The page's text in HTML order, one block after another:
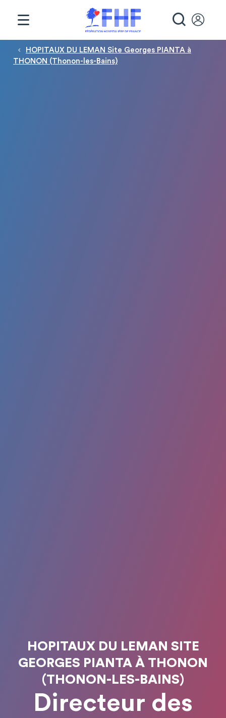
Fil d'Ariane
HOPITAUX DU LEMAN Site Georges PIANTA à
THONON (Thonon-les-Bains)
HOPITAUX DU LEMAN SITE
GEORGES PIANTA À THONON
(THONON-LES-BAINS)
Directeur des
Panneau de gestion des cookies